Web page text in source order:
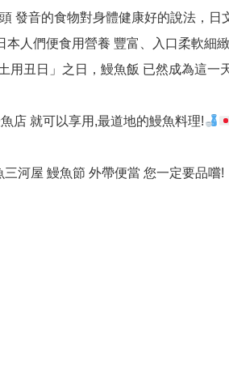
發音的食物對身體健康好的說法，日
本人們便食用營養 豐富、入口柔軟細
用丑日」之日，鰻魚飯 已然成為這一
店 就可以享用,最道地的鰻魚料理!
河屋 鰻魚節 外帶便當 您一定要品嚐!